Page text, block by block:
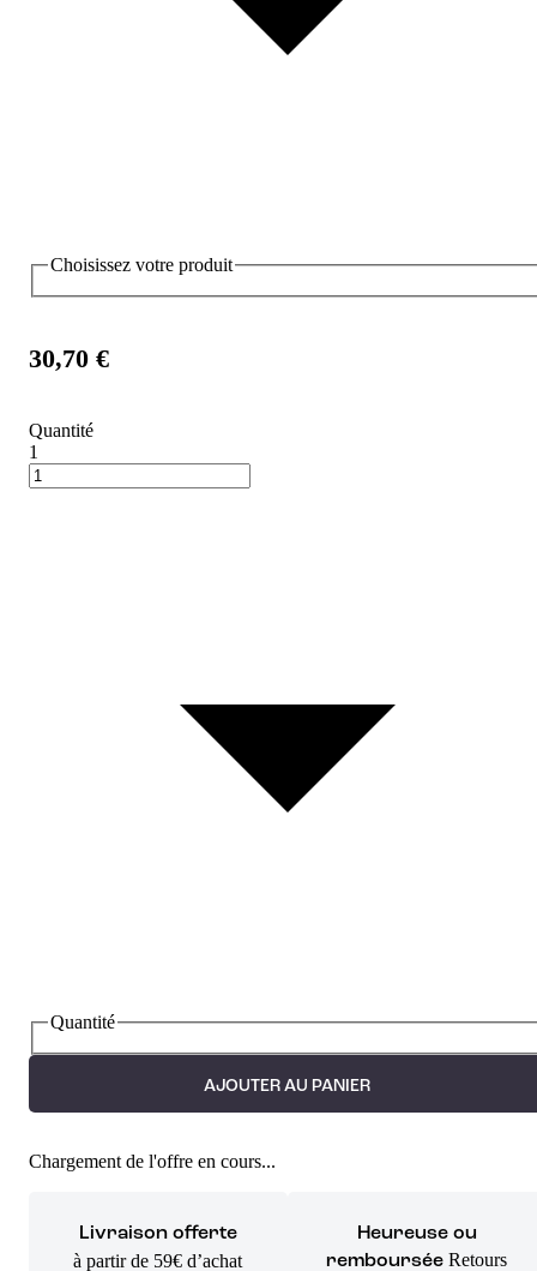
Choisissez votre produit
30,70 €
Quantité
1
Quantité
AJOUTER AU PANIER
Chargement de l'offre en cours...
Livraison offerte
à partir de 59€ d’achat
Heureuse ou
remboursée Retours